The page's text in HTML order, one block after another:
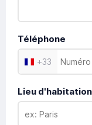
Téléphone
+33
Lieu d'habitation